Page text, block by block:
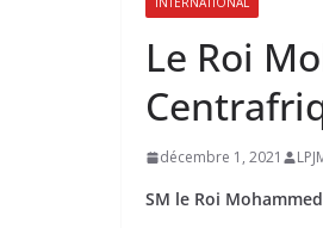
Le Roi
décembre 1, 2021
SM le Roi